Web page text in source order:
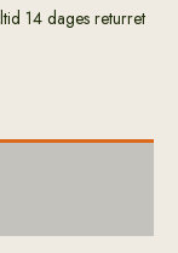
14 dages returret